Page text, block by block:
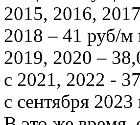
2015, 2016,
2018 – 41 руб/м
2019, 2020 –
с 2021, 2022 -
с сентября